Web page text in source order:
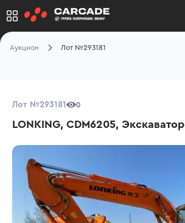
Аукцион Лот №293181
Лот №293181 0
LONKING, CDM6205, Экскаватор